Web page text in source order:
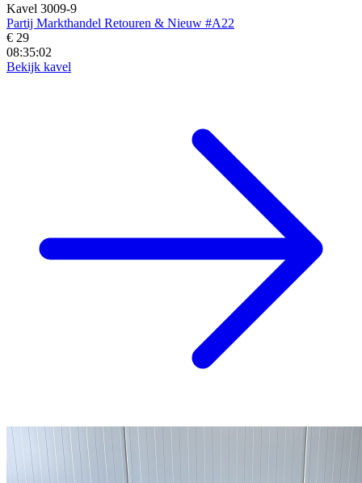
Kavel 3009-9
Partij Markthandel Retouren & Nieuw #A22
€ 29
08:35:01
Bekijk kavel